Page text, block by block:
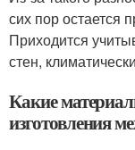
сих пор остается
Приходится
стен,
Какие
изготовления